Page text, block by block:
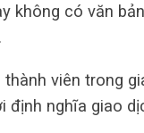
không có văn
viên trong
định nghĩa giao